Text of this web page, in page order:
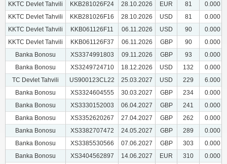
KKTC Devlet Tahvili
KKB281026F24 28.10.2026 EUR 81
0.000
KKTC Devlet Tahvili
KKB281026F16 28.10.2026 USD 81
0.000
KKTC Devlet Tahvili
KKB061126F11 06.11.2026 USD 90
0.000
KKTC Devlet Tahvili
KKB061126F37 06.11.2026 GBP 90
0.000
Banka Bonosu
XS3374991803 09.11.2026 GBP 93
0.000
Banka Bonosu
XS3249724710 18.12.2026 USD 132
0.000
TC Devlet Tahvili
US900123CL22 25.03.2027 USD 229
6.000
Banka Bonosu
XS3324604555 30.03.2027 GBP 234
0.000
Banka Bonosu
XS3330152003 06.04.2027 GBP 241
0.000
Banka Bonosu
XS3352620267 27.04.2027 GBP 262
0.000
Banka Bonosu
XS3382707472 24.05.2027 GBP 289
0.000
Banka Bonosu
XS3385530566 07.06.2027 GBP 303
0.000
Banka Bonosu
XS3404562897 14.06.2027 EUR 310
0.000